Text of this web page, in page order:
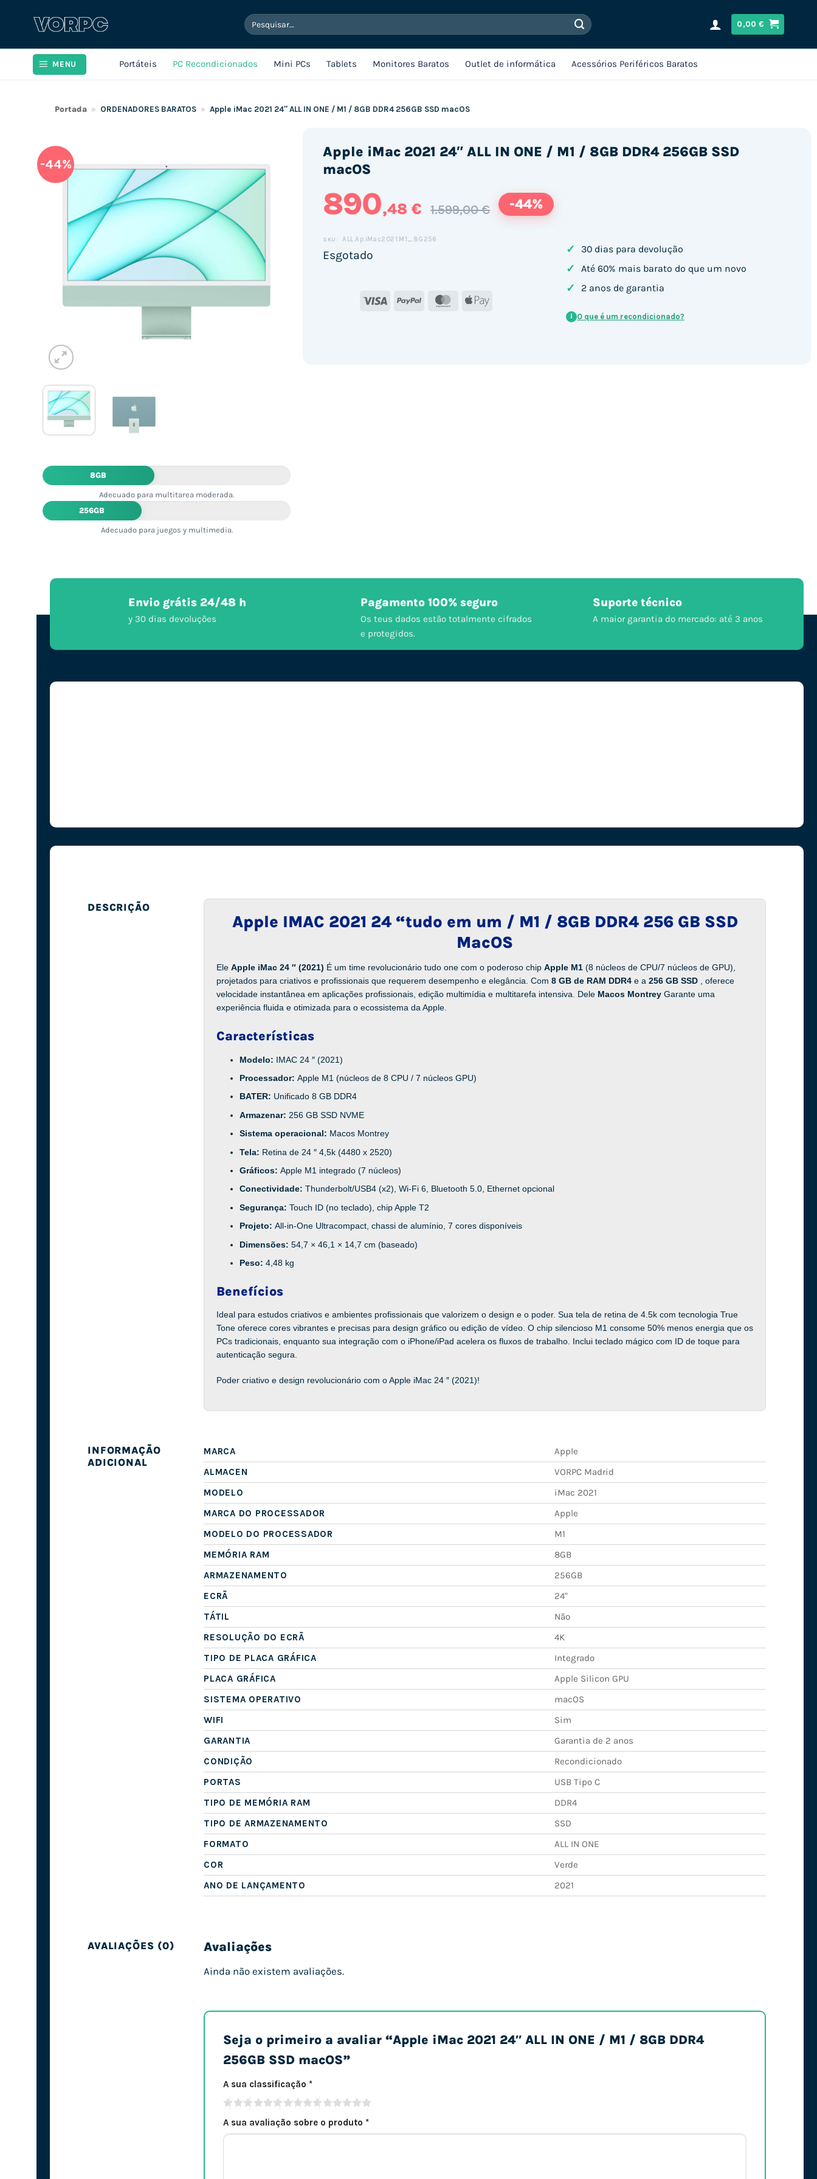
Pesquisar
por:
0,00€
MENU Portáteis PC Recondicionados Mini PCs Tablets Monitores Baratos Outlet de informática Acessórios Periféricos Baratos
Portada » ORDENADORES BARATOS » Apple iMac 2021 24″ ALL IN ONE / M1 / 8GB DDR4 256GB SSD macOS
-44%
8GB
Adecuado para multitarea moderada.
256GB
Adecuado para juegos y multimedia.
Apple iMac 2021 24″ ALL IN ONE / M1 / 8GB DDR4 256GB SSD
macOS
890,48 € 1.599,00 € -44%
SKU: ALL.Ap.iMac2021.M1_8G256
Esgotado
Visa PayPal MasterCard
Apple
✓ 30 dias para devolução
✓ Até 60% mais barato do que um novo
✓ 2 anos de garantia
i O que é um recondicionado?
Envio grátis 24/48 h
y 30 dias devoluções
Pagamento 100% seguro
Os teus dados estão totalmente cifrados
e protegidos.
Suporte técnico
A maior garantia do mercado: até 3 anos
DESCRIÇÃO
Apple IMAC 2021 24 “tudo em um / M1 / ​​8GB DDR4 256 GB SSD
MacOS
Ele Apple iMac 24 ″ (2021) É um time revolucionário tudo one com o poderoso chip Apple M1 (8 núcleos de CPU/7 núcleos de GPU),
projetados para criativos e profissionais que requerem desempenho e elegância. Com 8 GB de RAM DDR4 e a 256 GB SSD
, oferece
velocidade instantânea em aplicações profissionais, edição multimídia e multitarefa intensiva. Dele Macos Montrey Garante uma
experiência fluida e otimizada para o ecossistema da Apple.
Características
Modelo: IMAC 24 ″ (2021)
Processador:Apple M1 (núcleos de 8 CPU / 7 núcleos GPU)
BATER: Unificado 8 GB DDR4
Armazenar: 256 GB SSD NVME
Sistema operacional: Macos Montrey
Tela: Retina de 24 ″ 4,5k (4480 x 2520)
Gráficos:Apple M1 integrado (7 núcleos)
Conectividade:Thunderbolt/USB4 (x2), Wi-Fi 6, Bluetooth 5.0, Ethernet opcional
Segurança:Touch ID (no teclado), chip Apple T2
Projeto:All-in-One Ultracompact, chassi de alumínio, 7 cores disponíveis
Dimensões:54,7 × 46,1 × 14,7 cm (baseado)
Peso:4,48 kg
Benefícios
Ideal para estudos criativos e ambientes profissionais que valorizem o design e o poder. Sua tela de retina de 4.5k com tecnologia True
Tone oferece cores vibrantes e precisas para design gráfico ou edição de vídeo. O chip silencioso M1 consome 50% menos energia que os
PCs tradicionais, enquanto sua integração com o iPhone/iPad acelera os fluxos de trabalho. Inclui teclado mágico com ID de toque para
autenticação segura.
Poder criativo e design revolucionário com o Apple iMac 24 ″ (2021)!
INFORMAÇÃO
ADICIONAL
MARCA
Apple
ALMACEN
VORPC Madrid
MODELO
iMac 2021
MARCA DO PROCESSADOR
Apple
MODELO DO PROCESSADOR
M1
MEMÓRIA RAM
8GB
ARMAZENAMENTO
256GB
ECRÃ
24"
TÁTIL
Não
RESOLUÇÃO DO ECRÃ
4K
TIPO DE PLACA GRÁFICA
Integrado
PLACA GRÁFICA
Apple Silicon GPU
SISTEMA OPERATIVO
macOS
WIFI
Sim
GARANTIA
Garantia de 2 anos
CONDIÇÃO
Recondicionado
PORTAS
USB Tipo C
TIPO DE MEMÓRIA RAM
DDR4
TIPO DE ARMAZENAMENTO
SSD
FORMATO
ALL IN ONE
COR
Verde
ANO DE LANÇAMENTO
2021
AVALIAÇÕES (0) Avaliações
Ainda não existem avaliações.
Seja o primeiro a avaliar “Apple iMac 2021 24″ ALL IN ONE / M1 / 8GB DDR4
256GB SSD macOS”
A sua classificação *
A sua avaliação sobre o produto *